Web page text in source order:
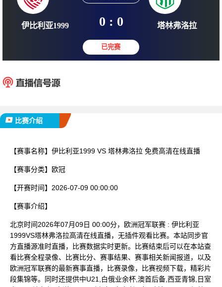
2026-07-09 00:00:00
0 : 0
比赛介绍
【赛事名称】 伊比利亚1999 VS 塔林弗洛拉 免费高清在线直播
【赛事分类】 欧冠
【开赛时间】 2026-07-09 00:00:00
【赛事介绍】
北京时间2026年07月09日 00:00分，欧洲冠军联赛 : 伊比利亚
1999VS塔林弗洛拉高清在线直播，无插件观看比赛。本站同步官
方直播源准时直播，比赛数据实时更新。比赛结束后可以在本站查
看比赛全程录像、比赛比分、赛事结果、赛事相关新闻报道，以及
欧洲冠军联赛的最新赛事直播，比赛录像，比赛视频下载，精彩片
段集锦等。同时还提供中U21,白俄业余杯,澳首后备,西亚青锦,日室